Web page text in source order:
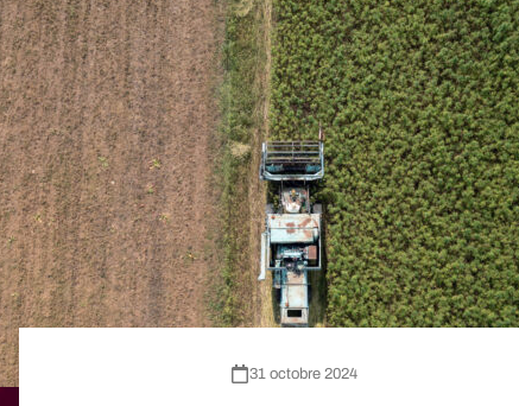
31 octobre 2024